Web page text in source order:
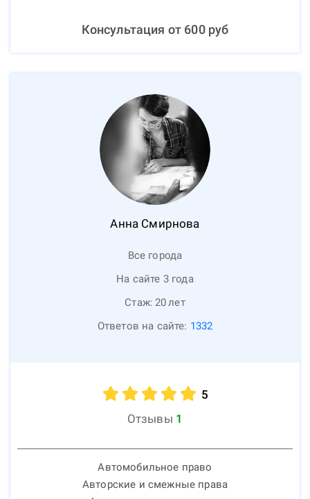
Консультация от 600руб
Анна Смирнова
Все города
На сайте 3 года
Стаж: 20лет
Ответов на сайте: 1332
5
Отзывы 1
Автомобильное право
Авторские и смежные права